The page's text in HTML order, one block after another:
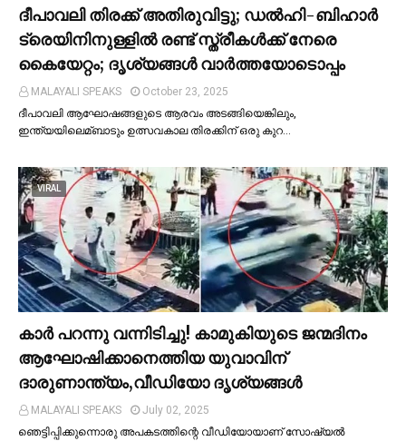
ദീപാവലി തിരക്ക് അതിരുവിട്ടു; ഡല്‍ഹി-ബിഹാര്‍
ട്രെയിനിനുള്ളില്‍ രണ്ട് സ്ത്രീകള്‍ക്ക് നേരെ
കൈയേറ്റം; ദൃശ്യങ്ങള്‍ വാർത്തയോടൊപ്പം
MALAYALI SPEAKS
October 23, 2025
ദീപാവലി ആഘോഷങ്ങളുടെ ആരവം അടങ്ങിയെങ്കിലും,
ഇന്ത്യയിലെമ്ബാടും ഉത്സവകാല തിരക്കിന് ഒരു കുറ…
VIRAL
കാര്‍ പറന്നു വന്നിടിച്ചു! കാമുകിയുടെ ജന്മദിനം
ആഘോഷിക്കാനെത്തിയ യുവാവിന്
ദാരുണാന്ത്യം,വീഡിയോ ദൃശ്യങ്ങൾ
MALAYALI SPEAKS
July 02, 2025
ഞെട്ടിപ്പിക്കുന്നൊരു അപകടത്തിന്റെ വീഡിയോയാണ് സോഷ്യല്‍